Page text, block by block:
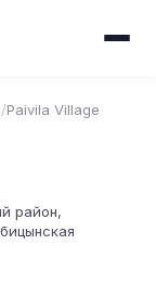
/Paivila Village
район,